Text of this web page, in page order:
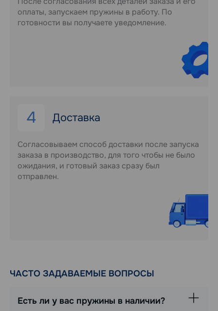
оплаты, запускаем пружины в работу. По
готовности вы получаете уведомление.
4 Доставка
Согласовываем способ доставки после запуска
заказа в производство, для того чтобы не было
ожидания, и готовый заказ сразу был
отправлен.
ЧАСТО ЗАДАВАЕМЫЕ ВОПРОСЫ
Есть ли у вас пружины в наличии?